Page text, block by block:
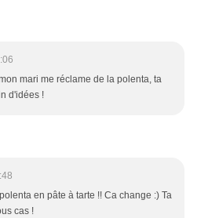
mari me réclame de la polenta, ta
d'idées !
en pâte à tarte !! Ca change :) Ta
cas !